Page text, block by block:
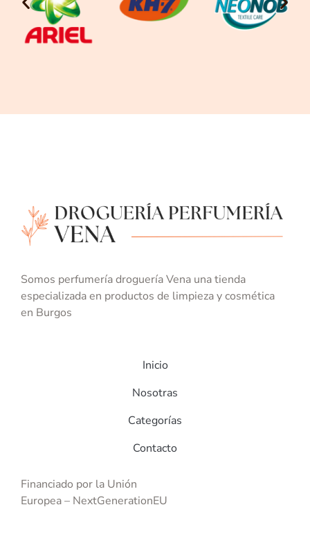
Somos perfumería droguería Vena una tienda
especializada en productos de limpieza y cosmética
en Burgos
Inicio
Nosotras
Categorías
Contacto
Financiado por la Unión
Europea– NextGenerationEU